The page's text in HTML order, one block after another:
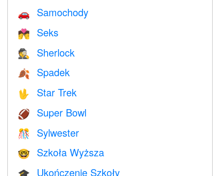
🚗 Samochody
💏 Seks
🕵️ Sherlock
🍂 Spadek
🖖 Star Trek
🏈 Super Bowl
🎊 Sylwester
🤓 Szkoła Wyższa
Ukończenie Szkoły